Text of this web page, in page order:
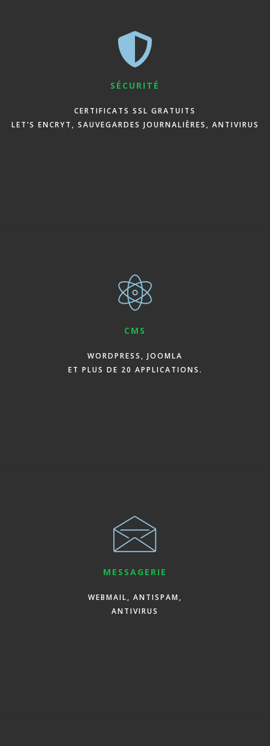
SÉCURITÉ
CERTIFICATS SSL GRATUITS
LET’S ENCRYT, SAUVEGARDES JOURNALIÈRES, ANTIVIRUS
CMS
WORDPRESS, JOOMLA
ET PLUS DE 20 APPLICATIONS.
MESSAGERIE
WEBMAIL, ANTISPAM,
ANTIVIRUS